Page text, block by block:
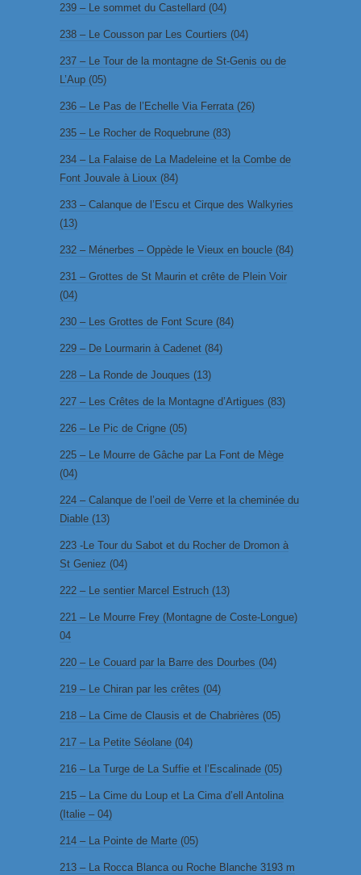
239 – Le sommet du Castellard (04)
238 – Le Cousson par Les Courtiers (04)
237 – Le Tour de la montagne de St-Genis ou de
L’Aup (05)
236 – Le Pas de l’Echelle Via Ferrata (26)
235 – Le Rocher de Roquebrune (83)
234 – La Falaise de La Madeleine et la Combe de
Font Jouvale à Lioux (84)
233 – Calanque de l’Escu et Cirque des Walkyries
(13)
232 – Ménerbes – Oppède le Vieux en boucle (84)
231 – Grottes de St Maurin et crête de Plein Voir
(04)
230 – Les Grottes de Font Scure (84)
229 – De Lourmarin à Cadenet (84)
228 – La Ronde de Jouques (13)
227 – Les Crêtes de la Montagne d’Artigues (83)
226 – Le Pic de Crigne (05)
225 – Le Mourre de Gâche par La Font de Mège
(04)
224 – Calanque de l’oeil de Verre et la cheminée du
Diable (13)
223 -Le Tour du Sabot et du Rocher de Dromon à
St Geniez (04)
222 – Le sentier Marcel Estruch (13)
221 – Le Mourre Frey (Montagne de Coste-Longue)
04
220 – Le Couard par la Barre des Dourbes (04)
219 – Le Chiran par les crêtes (04)
218 – La Cime de Clausis et de Chabrières (05)
217 – La Petite Séolane (04)
216 – La Turge de La Suffie et l’Escalinade (05)
215 – La Cime du Loup et La Cima d’ell Antolina
(Italie – 04)
214 – La Pointe de Marte (05)
213 – La Rocca Blanca ou Roche Blanche 3193 m